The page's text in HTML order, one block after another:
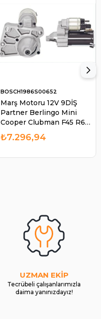
Marş Motoru 12V 9DİŞ
Partner Berlingo Mini
Cooper Clubman F45 R60
| BOSCH 1986S00652
BOSCH1986S00652
₺7.296,94
UZMAN EKİP
Tecrübeli çalışanlarımızla
daima yanınızdayız!